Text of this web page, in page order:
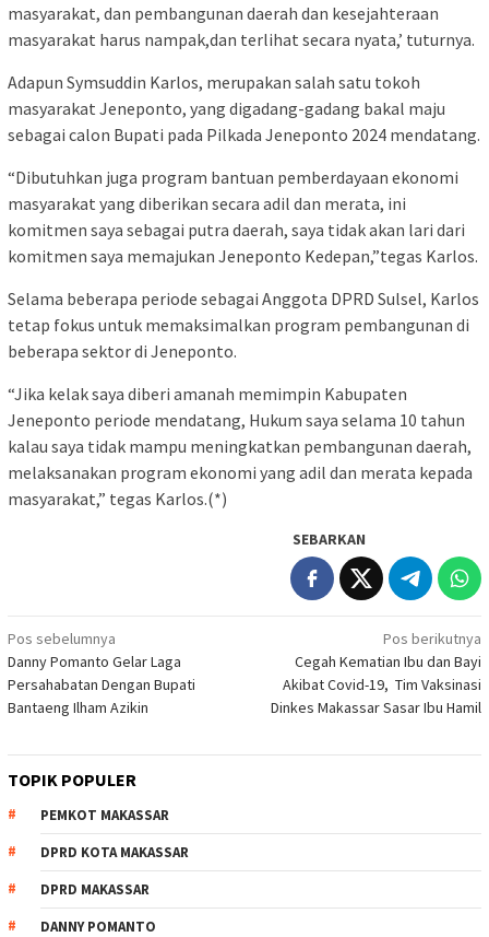
masyarakat, dan pembangunan daerah dan kesejahteraan
masyarakat harus nampak,dan terlihat secara nyata,’ tuturnya.
Adapun Symsuddin Karlos, merupakan salah satu tokoh
masyarakat Jeneponto, yang digadang-gadang bakal maju
sebagai calon Bupati pada Pilkada Jeneponto 2024 mendatang.
“Dibutuhkan juga program bantuan pemberdayaan ekonomi
masyarakat yang diberikan secara adil dan merata, ini
komitmen saya sebagai putra daerah, saya tidak akan lari dari
komitmen saya memajukan Jeneponto Kedepan,”tegas Karlos.
Selama beberapa periode sebagai Anggota DPRD Sulsel, Karlos
tetap fokus untuk memaksimalkan program pembangunan di
beberapa sektor di Jeneponto.
“Jika kelak saya diberi amanah memimpin Kabupaten
Jeneponto periode mendatang, Hukum saya selama 10 tahun
kalau saya tidak mampu meningkatkan pembangunan daerah,
melaksanakan program ekonomi yang adil dan merata kepada
masyarakat,” tegas Karlos.(*)
SEBARKAN
Navigasi
pos
Pos sebelumnya
Danny Pomanto Gelar Laga
Persahabatan Dengan Bupati
Bantaeng Ilham Azikin
Pos berikutnya
Cegah Kematian Ibu dan Bayi
Akibat Covid-19, Tim Vaksinasi
Dinkes Makassar Sasar Ibu Hamil
TOPIK POPULER
PEMKOT MAKASSAR
DPRD KOTA MAKASSAR
DPRD MAKASSAR
DANNY POMANTO